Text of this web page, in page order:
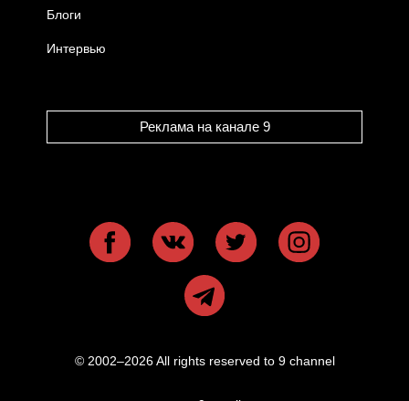
Блоги
Интервью
Реклама на канале 9
© 2002–2026 All rights reserved to 9 channel